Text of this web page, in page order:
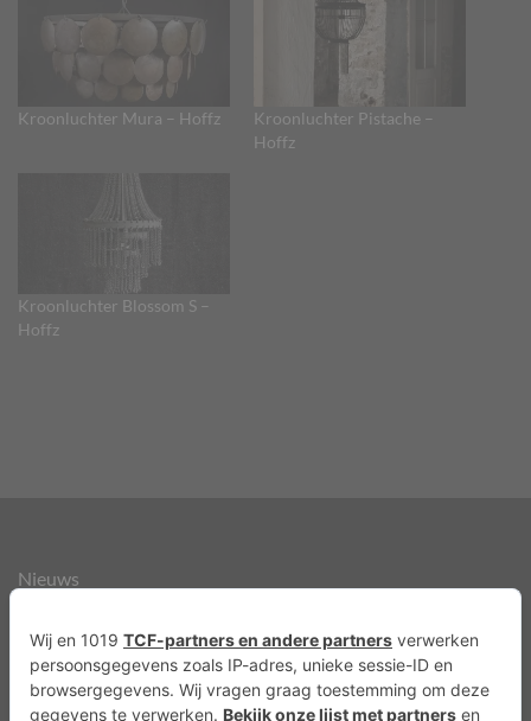
Kroonluchter Mura – Hoffz
Kroonluchter Pistache –
Hoffz
Kroonluchter Blossom S –
Hoffz
Nieuws
Over ons